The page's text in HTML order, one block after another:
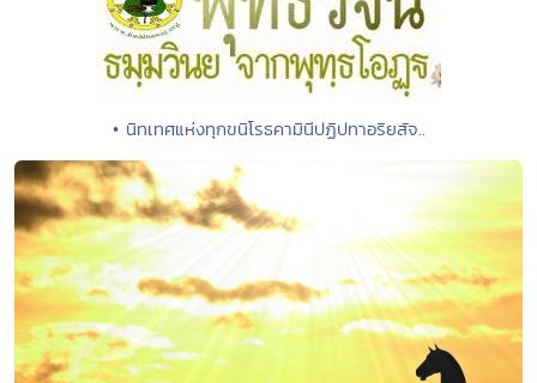
• นิทเทศแห่งทุกขนิโรธคามินีปฏิปทาอริยสัจ..